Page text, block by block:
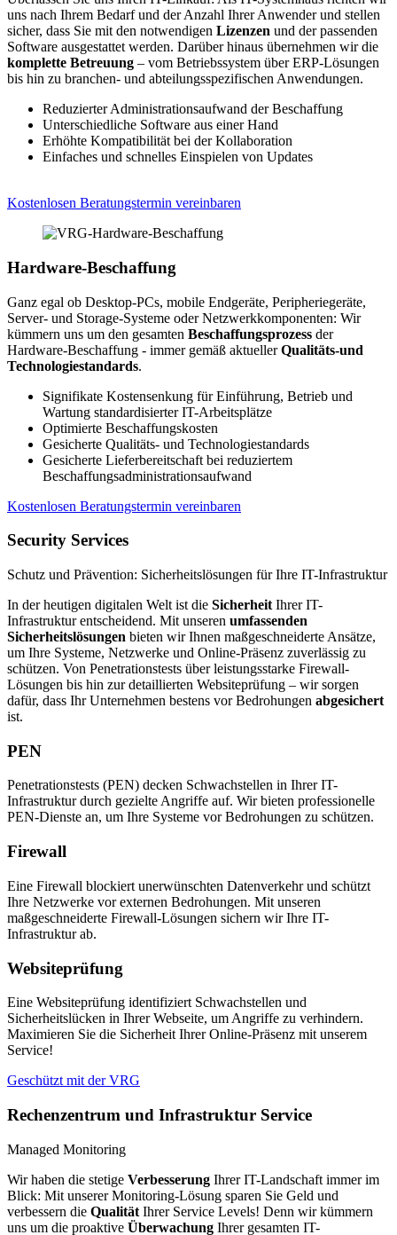
uns nach Ihrem Bedarf und der Anzahl Ihrer Anwender und stellen
sicher, dass Sie mit den notwendigen Lizenzen und der passenden
Software ausgestattet werden. Darüber hinaus übernehmen wir die
komplette Betreuung – vom Betriebssystem über ERP-Lösungen
bis hin zu branchen- und abteilungsspezifischen Anwendungen.
Reduzierter Administrationsaufwand der Beschaffung
Unterschiedliche Software aus einer Hand
Erhöhte Kompatibilität bei der Kollaboration
Einfaches und schnelles Einspielen von Updates
Kostenlosen Beratungstermin vereinbaren
Hardware-Beschaffung
Ganz egal ob Desktop-PCs, mobile Endgeräte, Peripheriegeräte,
Server- und Storage-Systeme oder Netzwerkkomponenten: Wir
kümmern uns um den gesamten Beschaffungsprozess der
Hardware-Beschaffung - immer gemäß aktuellerQualitäts-und
Technologiestandards.
Signifikate Kostensenkung für Einführung, Betrieb und
Wartung standardisierter IT-Arbeitsplätze
Optimierte Beschaffungskosten
Gesicherte Qualitäts- und Technologiestandards
Gesicherte Lieferbereitschaft bei reduziertem
Beschaffungsadministrationsaufwand
Kostenlosen Beratungstermin vereinbaren
Security Services
Schutz und Prävention: Sicherheitslösungen für Ihre IT-Infrastruktur
In der heutigen digitalen Welt ist die Sicherheit Ihrer IT-
Infrastruktur entscheidend. Mit unseren umfassenden
Sicherheitslösungen bieten wir Ihnen maßgeschneiderte Ansätze,
um Ihre Systeme, Netzwerke und Online-Präsenz zuverlässig zu
schützen. Von Penetrationstests über leistungsstarke Firewall-
Lösungen bis hin zur detaillierten Websiteprüfung – wir sorgen
dafür, dass Ihr Unternehmen bestens vor Bedrohungen abgesichert
ist.
PEN
Penetrationstests (PEN) decken Schwachstellen in Ihrer IT-
Infrastruktur durch gezielte Angriffe auf. Wir bieten professionelle
PEN-Dienste an, um Ihre Systeme vor Bedrohungen zu schützen.
Firewall
Eine Firewall blockiert unerwünschten Datenverkehr und schützt
Ihre Netzwerke vor externen Bedrohungen. Mit unseren
maßgeschneiderte Firewall-Lösungen sichern wir Ihre IT-
Infrastruktur ab.
Websiteprüfung
Eine Websiteprüfung identifiziert Schwachstellen und
Sicherheitslücken in Ihrer Webseite, um Angriffe zu verhindern.
Maximieren Sie die Sicherheit Ihrer Online-Präsenz mit unserem
Service!
Geschützt mit der VRG
Rechenzentrum und Infrastruktur Service
Managed Monitoring
Wir haben die stetige Verbesserung Ihrer IT-Landschaft immer im
Blick: Mit unserer Monitoring-Lösung sparen Sie Geld und
verbessern die Qualität Ihrer Service Levels! Denn wir kümmern
uns um die proaktive Überwachung Ihrer gesamten IT-